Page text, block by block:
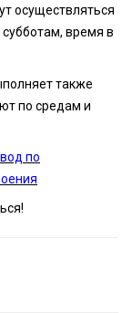
осуществляться
время в
также
по средам и
по